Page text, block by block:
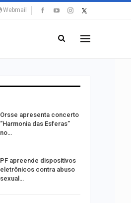
Webmail
Orsse apresenta concerto
“Harmonia das Esferas”
no…
PF apreende dispositivos
eletrônicos contra abuso
sexual…